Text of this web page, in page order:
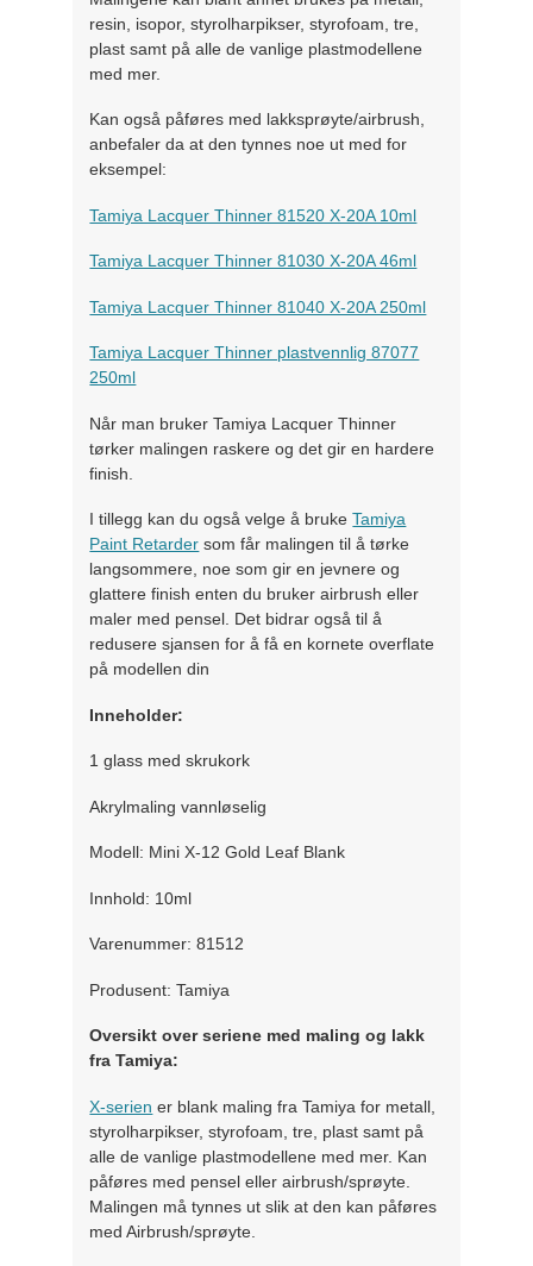
resin, isopor, styrolharpikser, styrofoam, tre,
plast samt på alle de vanlige plastmodellene
med mer.
Kan også påføres med lakksprøyte/airbrush,
anbefaler da at den tynnes noe ut med for
eksempel:
Tamiya Lacquer Thinner 81520 X-20A 10ml
Tamiya Lacquer Thinner 81030 X-20A 46ml
Tamiya Lacquer Thinner 81040 X-20A 250ml
Tamiya Lacquer Thinner plastvennlig 87077
250ml
Når man bruker Tamiya Lacquer Thinner
tørker malingen raskere og det gir en hardere
finish.
I tillegg kan du også velge å brukeTamiya
Paint Retarder som får malingen til å tørke
langsommere, noe som gir en jevnere og
glattere finish enten du bruker airbrush eller
maler med pensel. Det bidrar også til å
redusere sjansen for å få en kornete overflate
på modellen din
Inneholder:
1 glass med skrukork
Akrylmaling vannløselig
Modell: Mini X-12 Gold Leaf Blank
Innhold: 10ml
Varenummer: 81512
Produsent: Tamiya
Oversikt over seriene med maling og lakk
fra Tamiya:
X-serien er blank maling fra Tamiya for metall,
styrolharpikser, styrofoam, tre, plast samt på
alle de vanlige plastmodellene med mer. Kan
påføres med pensel eller airbrush/sprøyte.
Malingen må tynnes ut slik at den kan påføres
med Airbrush/sprøyte.